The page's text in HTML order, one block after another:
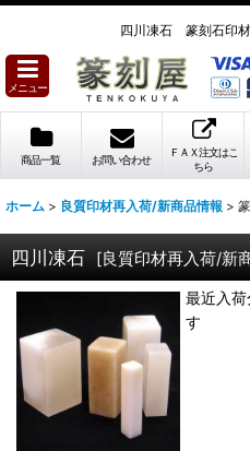
四川凍石 篆刻石印
メニュー
商品一覧 お問い合わせ
ＦＡＸ注文はこ
ちら
ホーム > 良質印材再入荷/新商品情報 >
四川凍石 [良質印材再入荷/新
最近入
す